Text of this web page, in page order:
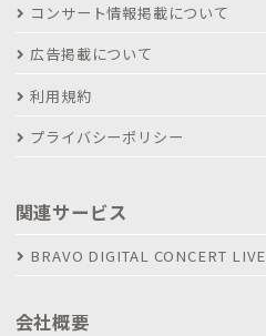
コンサート情報掲載について
広告掲載について
利用規約
プライバシーポリシー
関連サービス
BRAVO DIGITAL CONCERT LIVE
会社概要